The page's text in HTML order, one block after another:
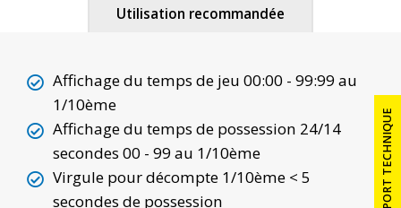
PRÉSENTATION
AFFICHEURS SPORTIFS
Utilisation recommandée
Affichage du temps de jeu 00:00 - 99:99 au
1/10ème
Affichage du temps de possession 24/14
secondes 00 - 99 au 1/10ème
Virgule pour décompte 1/10ème < 5
secondes de possession
SUPPORT TECHNIQUE